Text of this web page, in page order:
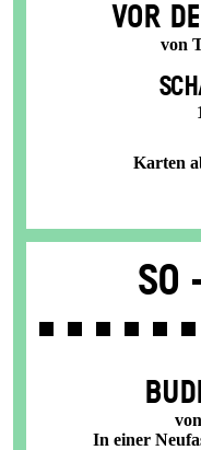
VOR
von
Karten
So
In einer